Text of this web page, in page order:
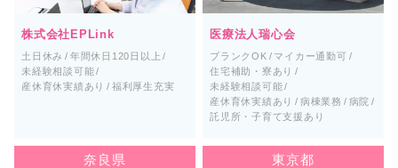
株式会社EPLink
土日休み
年間休日120日以上
未経験相談可能
産休育休実績あり
福利厚生充実
医療法人瑞心会
ブランクOK
マイカー通勤可
住宅補助・寮あり
未経験相談可能
産休育休実績あり
病棟業務
病院
託児所・子育て支援あり
奈良県 東京都